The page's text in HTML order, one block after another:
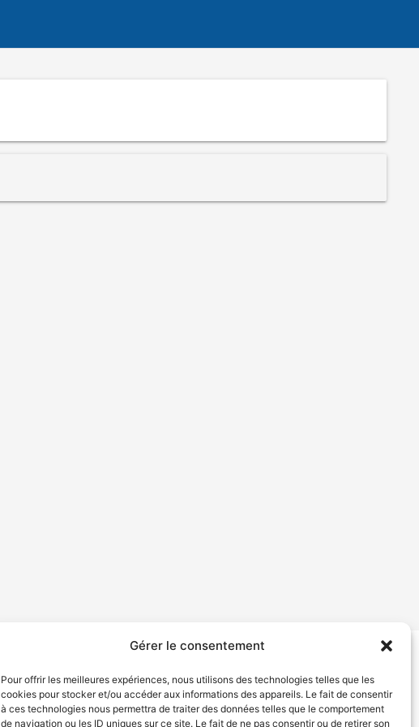
Gérer le consentement
Pour offrir les meilleures expériences, nous utilisons des technologies telles que les
cookies pour stocker et/ou accéder aux informations des appareils. Le fait de consentir
à ces technologies nous permettra de traiter des données telles que le comportement
de navigation ou les ID uniques sur ce site. Le fait de ne pas consentir ou de retirer son
Déclaration de services Politique de confidentialité